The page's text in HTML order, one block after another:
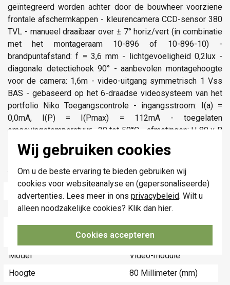
Wij gebruiken cookies
Om u de beste ervaring te bieden gebruiken wij
cookies voor websiteanalyse en (gepersonaliseerde)
advertenties. Lees meer in ons privacybeleid. Wilt u
alleen noodzakelijke cookies? Klik dan hier.
Cookies accepteren
geïntegreerd worden achter door de bouwheer voorziene
frontale afschermkappen - kleurencamera CCD-sensor 380
TVL - manueel draaibaar over ± 7° horiz/vert (in combinatie
met het montageraam 10-896 of 10-896-10) -
brandpuntafstand: f = 3,6 mm - lichtgevoeligheid 0,2lux -
diagonale detectiehoek 90° - aanbevolen montagehoogte
voor de camera: 1,6m - video-uitgang symmetrisch 1 Vss
BAS - gebaseerd op het 6-draadse videosysteem van het
portfolio Niko Toegangscontrole - ingangsstroom: I(a) =
0,0mA, I(P) = I(Pmax) = 112mA - toegelaten
omgevingstemperatuur: -20 tot 50°C - afmetingen: H 80 x B
109 x D 35mm
Markering: CE
Technische specificaties
Specificatie
Waarde
Kleur
Kleurloos
Breedte
109 Millimeter
(mm)
Model
Video-module
Hoogte
80 Millimeter (mm)